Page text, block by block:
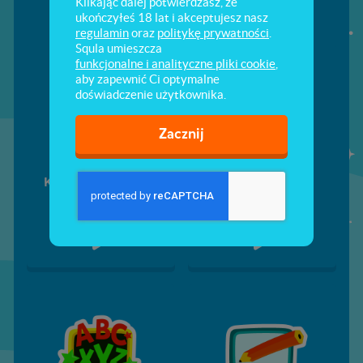
Komputerowy świat
ukończyłeś 18 lat i akceptujesz nasz
regulaminoraz politykę prywatności
Squla umieszcza
funkcjonalne i analityczne pliki cookie
aby zapewnić Ci optymalne
doświadczenie użytkownika.
Zacznij